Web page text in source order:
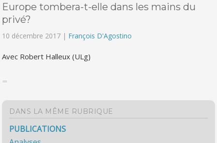
Europe tombera-t-elle dans les mains du
privé?
10 décembre 2017 | François D'Agostino
Avec Robert Halleux (ULg)
DANS LA MÊME RUBRIQUE
PUBLICATIONS